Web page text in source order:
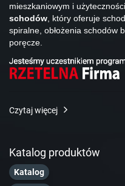
mieszkaniowym i
schodów, który oferuje
spiralne, obłożenia schodów
poręcze.
Czytaj więcej
Katalog produktów
Katalog